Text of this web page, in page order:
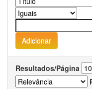
Resultados/Página